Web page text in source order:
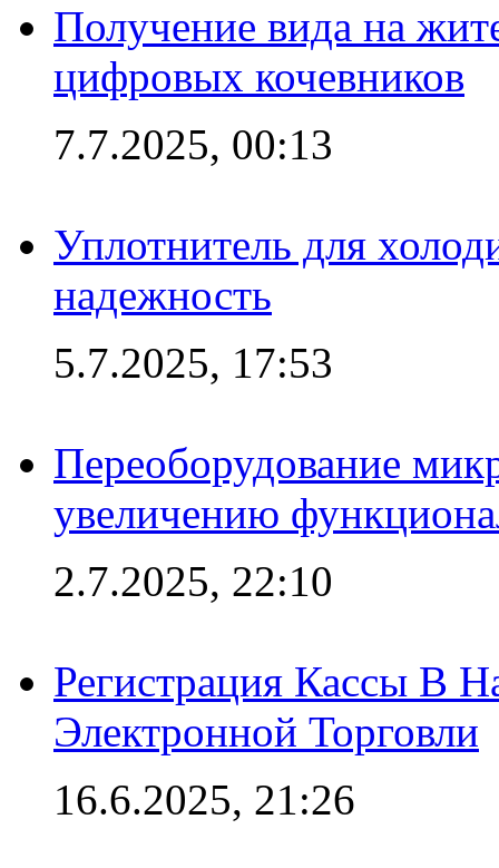
Получение вида на
цифровых кочевников
7.7.2025, 00:13
Уплотнитель для
надежность
5.7.2025, 17:53
Переоборудование
увеличению
2.7.2025, 22:10
Регистрация Кассы В
Электронной Торговли
16.6.2025, 21:26